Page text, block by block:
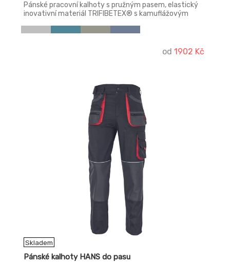
Pánské pracovní kalhoty s pružným pasem, elastický
inovativní materiál TRIFIBETEX® s kamuflážovým
prvky v barevném odstínu, nastavitelná délka nohavic.
od 1902 Kč
Skladem
Pánské kalhoty HANS do pasu